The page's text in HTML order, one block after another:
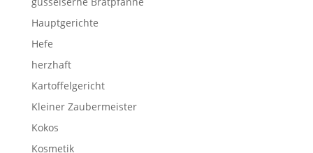
Hauptgerichte
Hefe
herzhaft
Kartoffelgericht
Kleiner Zaubermeister
Kokos
Kosmetik